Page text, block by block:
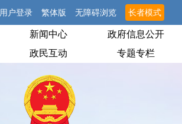
用户登录 繁体版 无障碍浏览 长者模式
新闻中心
政府信息公开
政民互动 专题专栏